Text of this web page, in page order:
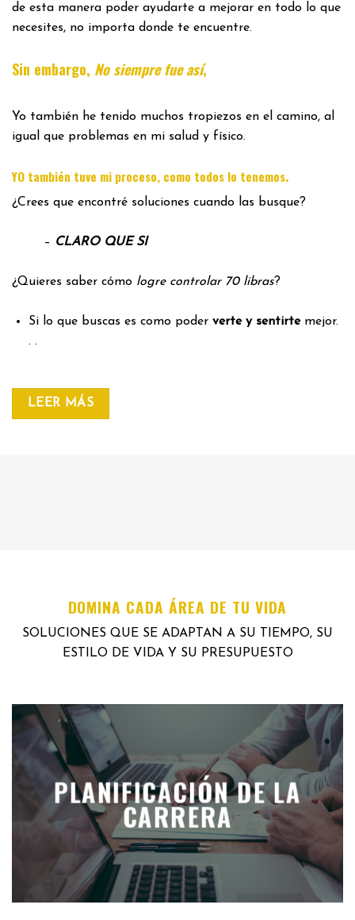
de esta manera poder ayudarte a mejorar en todo lo que
necesites, no importa donde te encuentre.
Sin embargo, No siempre fue así,
Yo también he tenido muchos tropiezos en el camino, al
igual que problemas en mi salud y físico.
YO también tuve mi proceso, como todos lo tenemos.
¿Crees que encontré soluciones cuando las busque?
– CLARO QUE SI
¿Quieres saber cómo logre controlar 70 libras?
Si lo que buscas es como poder verte y sentirtemejor.
. .
LEER MÁS
DOMINA CADA ÁREA DE TU VIDA
SOLUCIONES QUE SE ADAPTAN A SU TIEMPO, SU
ESTILO DE VIDA Y SU PRESUPUESTO
PLANIFICACIÓN DE LA
CARRERA